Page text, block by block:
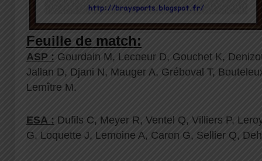
Feuille de match:
ASP : Gourdain M, Lecoeur D, Gouchet K,
Jallan D, Djani N, Mauger A, Gréboval T,
Lemître M.
ESA : Dufils C, Meyer R, Ventel Q, Villiers P,
G, Loquette J, Lemoine A, Caron G, Sellier Q,